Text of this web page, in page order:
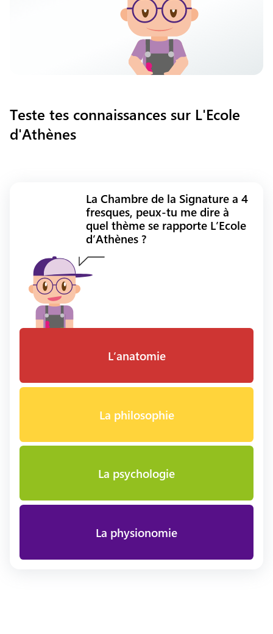
Teste tes connaissances sur L'Ecole
d'Athènes
La Chambre de la Signature a 4
fresques, peux-tu me dire à
quel thème se rapporte L’Ecole
d’Athènes ?
L’anatomie
La philosophie
La psychologie
La physionomie